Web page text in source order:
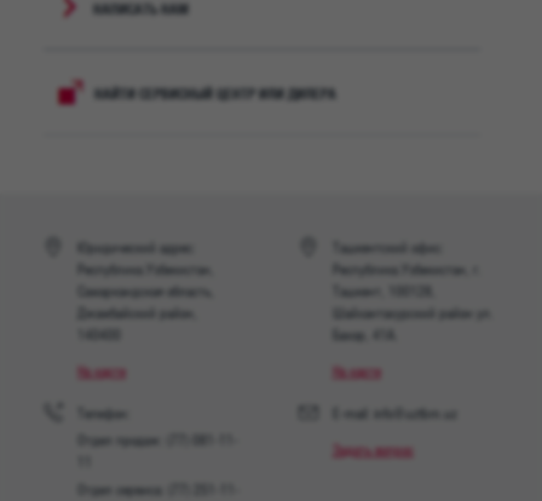
НАПИСАТЬ НАМ
НАЙТИ СЕРВИСНЫЙ ЦЕНТР ИЛИ ДИЛЕРА
Юридический адрес:
Республика Узбекистан,
Самаркандская область,
Джамбайский район,
На карте
Ташкентский офис:
Республика Узбекистан, г.
Ташкент, 100128,
Шайхантахурский район ул.
Бахор, 41A.
На карте
Телефон:
Отдел продаж: (77) 081-11-
Отдел сервиса: (77) 251-11-
E-mail: info@uztbm.uz
Задать вопрос